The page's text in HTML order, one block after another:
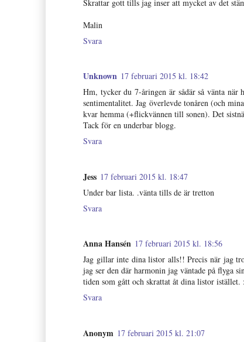
Skrattar gott tills jag inser att mycket av det
Malin
Svara
Unknown 17 februari 2015 kl. 18:42
Hm, tycker du 7-åringen är sådär så vänta när
sentimentalitet. Jag överlevde tonåren (och
kvar hemma (+flickvännen till sonen). Det
Tack för en underbar blogg.
Svara
Jess 17 februari 2015 kl. 18:47
Under bar lista. .vänta tills de är tretton
Svara
Anna Hansén 17 februari 2015 kl. 18:56
Jag gillar inte dina listor alls!! Precis när jag
jag ser den där harmonin jag väntade på flyga
tiden som gått och skrattat åt dina listor istället.
Svara
Anonym 17 februari 2015 kl. 21:07